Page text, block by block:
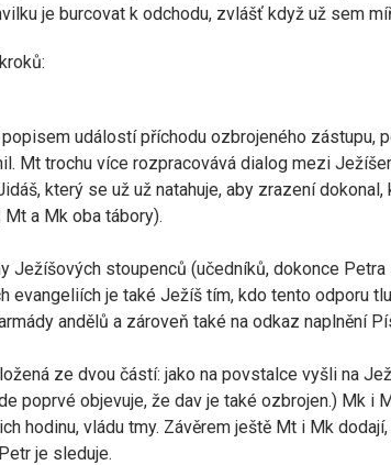
je burcovat k odchodu, zvlášť když už sem
událostí příchodu ozbrojeného zástupu,
Mt trochu více rozpracovává dialog mezi
který se už už natahuje, aby zrazení
a Mk oba tábory).
Ježíšových stoupenců (učedníků, dokonce
evangeliích je také Ježíš tím, kdo tento odporu
andělů a zároveň také na odkaz naplnění
ze dvou částí: jako na povstalce vyšli na
poprvé objevuje, že dav je také ozbrojen.) Mk i
hodinu, vládu tmy. Závěrem ještě Mt i Mk
je sleduje.